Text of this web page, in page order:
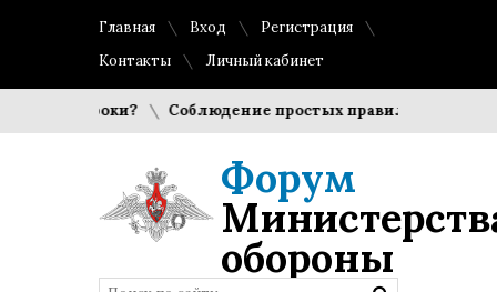
Главная Вход
Регистрация
Контакты
Личный кабинет
Соблюдение простых правил гигиены
Форум
обороны